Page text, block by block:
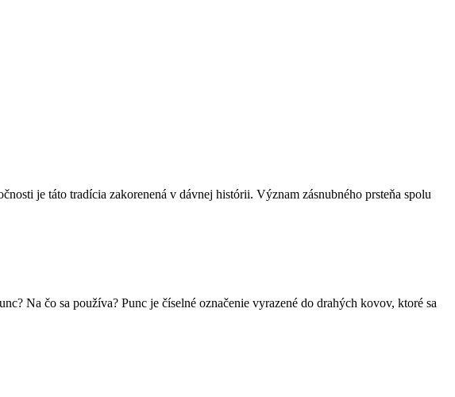
je táto tradícia zakorenená v dávnej histórii. Význam zásnubného prsteňa spolu
Na čo sa používa? Punc je číselné označenie vyrazené do drahých kovov, ktoré sa